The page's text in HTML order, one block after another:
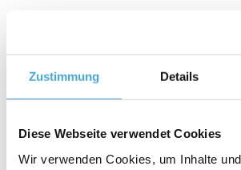
Zustimmung Details
Diese Webseite verwendet Cookies
Wir verwenden Cookies, um Inhalte
Fachanwalt für Handels- und
Mediator, Lehrbeauftragter an der
Beratung von Unternehmen und